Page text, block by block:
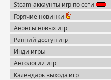
Steam-аккаунты игр по сети
Горячие новинки
Анонсы новых игр
Ранний доступ игр
Инди игры
Антологии игр
Календарь выхода игр